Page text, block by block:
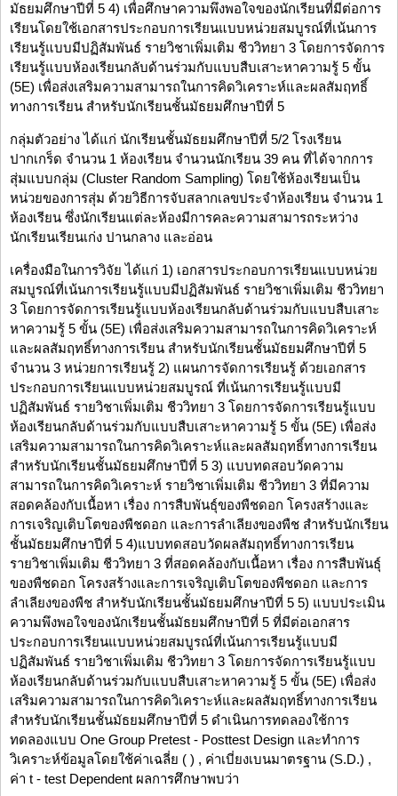
มัธยมศึกษาปีที่ 5 4) เพื่อศึกษาความพึงพอใจของนักเรียนที่มีต่อการ
เรียนโดยใช้เอกสารประกอบการเรียนแบบหน่วยสมบูรณ์ที่เน้นการ
เรียนรู้แบบมีปฏิสัมพันธ์ รายวิชาเพิ่มเติม ชีววิทยา 3 โดยการจัดการ
เรียนรู้แบบห้องเรียนกลับด้านร่วมกับแบบสืบเสาะหาความรู้ 5 ขั้น
(5E) เพื่อส่งเสริมความสามารถในการคิดวิเคราะห์และผลสัมฤทธิ์
ทางการเรียน สำหรับนักเรียนชั้นมัธยมศึกษาปีที่ 5
กลุ่มตัวอย่าง ได้แก่ นักเรียนชั้นมัธยมศึกษาปีที่ 5/2 โรงเรียน
ปากเกร็ด จำนวน 1 ห้องเรียน จำนวนนักเรียน 39 คน ที่ได้จากการ
สุ่มแบบกลุ่ม (Cluster Random Sampling) โดยใช้ห้องเรียนเป็น
หน่วยของการสุ่ม ด้วยวิธีการจับสลากเลขประจำห้องเรียน จำนวน 1
ห้องเรียน ซึ่งนักเรียนแต่ละห้องมีการคละความสามารถระหว่าง
นักเรียนเรียนเก่ง ปานกลาง และอ่อน
เครื่องมือในการวิจัย ได้แก่ 1) เอกสารประกอบการเรียนแบบหน่วย
สมบูรณ์ที่เน้นการเรียนรู้แบบมีปฏิสัมพันธ์ รายวิชาเพิ่มเติม ชีววิทยา
3 โดยการจัดการเรียนรู้แบบห้องเรียนกลับด้านร่วมกับแบบสืบเสาะ
หาความรู้ 5 ขั้น (5E) เพื่อส่งเสริมความสามารถในการคิดวิเคราะห์
และผลสัมฤทธิ์ทางการเรียน สำหรับนักเรียนชั้นมัธยมศึกษาปีที่ 5
จำนวน 3 หน่วยการเรียนรู้ 2) แผนการจัดการเรียนรู้ ด้วยเอกสาร
ประกอบการเรียนแบบหน่วยสมบูรณ์ ที่เน้นการเรียนรู้แบบมี
ปฏิสัมพันธ์ รายวิชาเพิ่มเติม ชีววิทยา 3 โดยการจัดการเรียนรู้แบบ
ห้องเรียนกลับด้านร่วมกับแบบสืบเสาะหาความรู้ 5 ขั้น (5E) เพื่อส่ง
เสริมความสามารถในการคิดวิเคราะห์และผลสัมฤทธิ์ทางการเรียน
สำหรับนักเรียนชั้นมัธยมศึกษาปีที่ 5 3) แบบทดสอบวัดความ
สามารถในการคิดวิเคราะห์ รายวิชาเพิ่มเติม ชีววิทยา 3 ที่มีความ
สอดคล้องกับเนื้อหา เรื่อง การสืบพันธุ์ของพืชดอก โครงสร้างและ
การเจริญเติบโตของพืชดอก และการลำเลียงของพืช สำหรับนักเรียน
ชั้นมัธยมศึกษาปีที่ 5 4)แบบทดสอบวัดผลสัมฤทธิ์ทางการเรียน
รายวิชาเพิ่มเติม ชีววิทยา 3 ที่สอดคล้องกับเนื้อหา เรื่อง การสืบพันธุ์
ของพืชดอก โครงสร้างและการเจริญเติบโตของพืชดอก และการ
ลำเลียงของพืช สำหรับนักเรียนชั้นมัธยมศึกษาปีที่ 5 5) แบบประเมิน
ความพึงพอใจของนักเรียนชั้นมัธยมศึกษาปีที่ 5 ที่มีต่อเอกสาร
ประกอบการเรียนแบบหน่วยสมบูรณ์ที่เน้นการเรียนรู้แบบมี
ปฏิสัมพันธ์ รายวิชาเพิ่มเติม ชีววิทยา 3 โดยการจัดการเรียนรู้แบบ
ห้องเรียนกลับด้านร่วมกับแบบสืบเสาะหาความรู้ 5 ขั้น (5E) เพื่อส่ง
เสริมความสามารถในการคิดวิเคราะห์และผลสัมฤทธิ์ทางการเรียน
สำหรับนักเรียนชั้นมัธยมศึกษาปีที่ 5 ดำเนินการทดลองใช้การ
ทดลองแบบ One Group Pretest - Posttest Design และทำการ
วิเคราะห์ข้อมูลโดยใช้ค่าเฉลี่ย ( ) , ค่าเบี่ยงเบนมาตรฐาน (S.D.) ,
ค่า t - test Dependent ผลการศึกษาพบว่า